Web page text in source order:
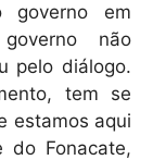
governo em
não
pelo diálogo.
tem se
estamos aqui
do Fonacate,